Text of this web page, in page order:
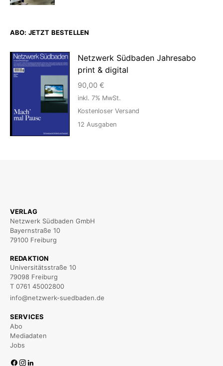
ABO: JETZT BESTELLEN
Netzwerk Südbaden Jahresabo
print & digital
90,00 €
inkl. 7% MwSt.
Kostenloser Versand
12 Ausgaben
VERLAG
Netzwerk Südbaden GmbH
Bayernstraße 10
79100 Freiburg
REDAKTION
Universitätsstraße 10
79098 Freiburg
T 0761 45002800
info@netzwerk-suedbaden.de
SERVICES
Abo
Mediadaten
Jobs